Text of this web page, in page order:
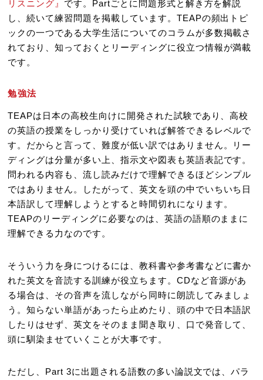
リスニング』 です。Partごとに問題形式と解き方を解説
し、続いて練習問題を掲載しています。TEAPの頻出トピ
ックの一つである大学生活についてのコラムが多数掲載さ
れており、知っておくとリーディングに役立つ情報が満載
です。
勉強法
TEAPは日本の高校生向けに開発された試験であり、高校
の英語の授業をしっかり受けていれば解答できるレベルで
す。だからと言って、難度が低い訳ではありません。リー
ディングは分量が多い上、指示文や図表も英語表記です。
問われる内容も、流し読みだけで理解できるほどシンプル
ではありません。したがって、英文を頭の中でいちいち日
本語訳して理解しようとすると時間切れになります。
TEAPのリーディングに必要なのは、英語の語順のままに
理解できる力なのです。
そういう力を身につけるには、教科書や参考書などに書か
れた英文を音読する訓練が役立ちます。CDなど音源があ
る場合は、その音声を流しながら同時に朗読してみましょ
う。知らない単語があったら止めたり、頭の中で日本語訳
したりはせず、英文をそのまま聞き取り、口で発音して、
頭に馴染ませていくことが大事です。
ただし、Part 3に出題される語数の多い論説文では、パラ